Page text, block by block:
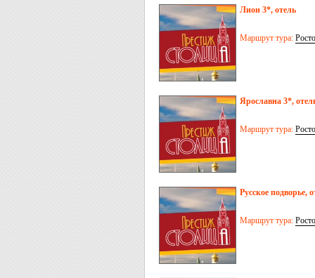
Лион 3*, отель
Маршрут тура:
Ярославна 3*,
Маршрут тура:
Русское подворье,
Маршрут тура: